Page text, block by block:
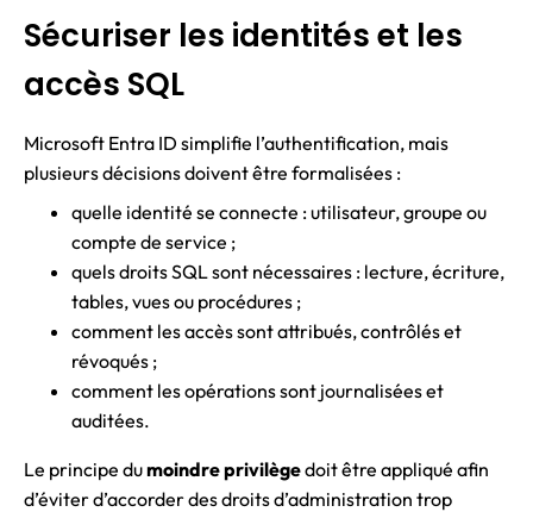
Sécuriser les identités et les
accès SQL
Microsoft Entra ID simplifie l’authentification, mais
plusieurs décisions doivent être formalisées :
quelle identité se connecte : utilisateur, groupe ou
compte de service ;
quels droits SQL sont nécessaires : lecture, écriture,
tables, vues ou procédures ;
comment les accès sont attribués, contrôlés et
révoqués ;
comment les opérations sont journalisées et
auditées.
Le principe dumoindre privilègedoit être appliqué afin
d’éviter d’accorder des droits d’administration trop